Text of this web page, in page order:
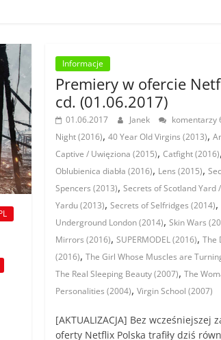
Informacje
Premiery w ofercie
cd. (01.06.2017)
01.06.2017 Janek komentarzy
Night (2016),40 Year Old Virgins (2013),
Captive / Uwięziona (2015),Catfight (2016),
Oblubienica diabła (2016), Lens (2015),
Spencers (2013),Secrets of Scotland Yard
Yardu (2013),Secrets of Selfridges (2014),
Underground London (2014),Skin Wars
Mirrors (2016),SUPERMODEL (2016),The
(2016),The Girl Whose Muscles are
The Real Sleeping Beauty (2007),The
Personalities (2004),Virgin School (2007)
[AKTUALIZACJA] Bez wcześniejszej
oferty Netflix Polska trafiły dziś